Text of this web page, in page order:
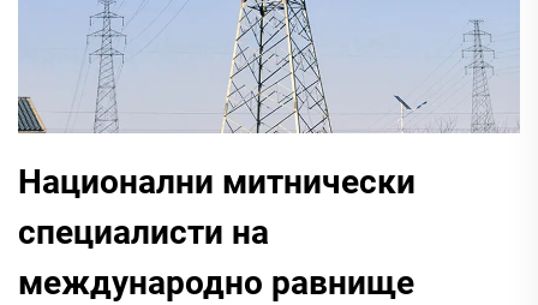
Национални митнически
специалисти на
международно равнище